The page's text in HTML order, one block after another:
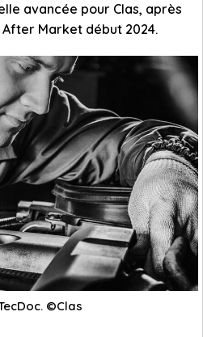
avancée pour Clas, après
Market début 2024.
©Clas